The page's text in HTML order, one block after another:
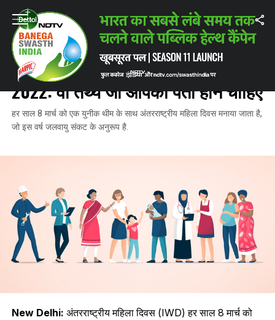
Home / अंतरराष्ट्रीय महिला दिवस 2022 International Women’s Day
अंतरराष्ट्रीय महिला दिवस 2022
INTERNATIONAL WOMEN’S DAY
2022: वो तथ्‍य जो आपको पता होने चाहिए
हर साल 8 मार्च को एक युनीक थीम के साथ अंतरराष्ट्रीय महिला दिवस मनाया जाता है,
जो इस वर्ष जलवायु संकट के अनुरूप है.
New Delhi: अंतरराष्ट्रीय महिला दिवस (IWD) हर साल 8 मार्च को